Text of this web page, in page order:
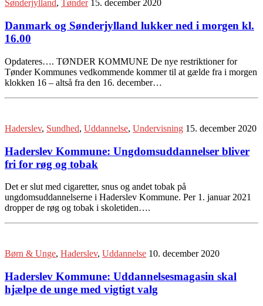
Sønderjylland, Tønder 15. december 2020
Danmark og Sønderjylland lukker ned i morgen kl.
16.00
Opdateres…. TØNDER KOMMUNE De nye restriktioner for
Tønder Kommunes vedkommende kommer til at gælde fra i morgen
klokken 16 – altså fra den 16. december…
Haderslev, Sundhed, Uddannelse, Undervisning 15. december 2020
Haderslev Kommune: Ungdomsuddannelser bliver
fri for røg og tobak
Det er slut med cigaretter, snus og andet tobak på
ungdomsuddannelserne i Haderslev Kommune. Per 1. januar 2021
dropper de røg og tobak i skoletiden….
Børn & Unge, Haderslev, Uddannelse 10. december 2020
Haderslev Kommune: Uddannelsesmagasin skal
hjælpe de unge med vigtigt valg